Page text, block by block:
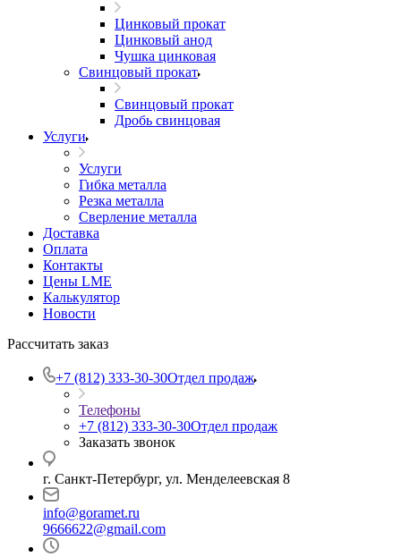
Цинковый прокат
Цинковый анод
Чушка цинковая
Свинцовый прокат
Свинцовый прокат
Дробь свинцовая
Услуги
Услуги
Гибка металла
Резка металла
Сверление металла
Доставка
Оплата
Контакты
Цены LME
Калькулятор
Новости
Рассчитать заказ
+7 (812) 333-30-30Отдел продаж
Телефоны
+7 (812) 333-30-30Отдел продаж
Заказать звонок
г. Санкт-Петербург, ул. Менделеевская 8
info@goramet.ru
9666622@gmail.com